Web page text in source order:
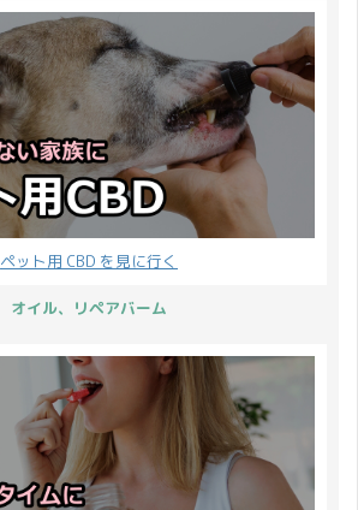
ペット用 CBD を見に行く
オイル、リペアバーム